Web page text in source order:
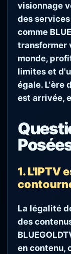
visionnage
des
comme
transformer
monde,
limites et
égale. L'ère
est arrivée,
1. L'IPTV
La légalité
des
en contenu,